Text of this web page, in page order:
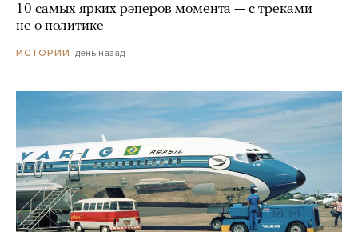
10 самых ярких рэперов момента — с треками
не о политике
ИСТОРИИ день назад